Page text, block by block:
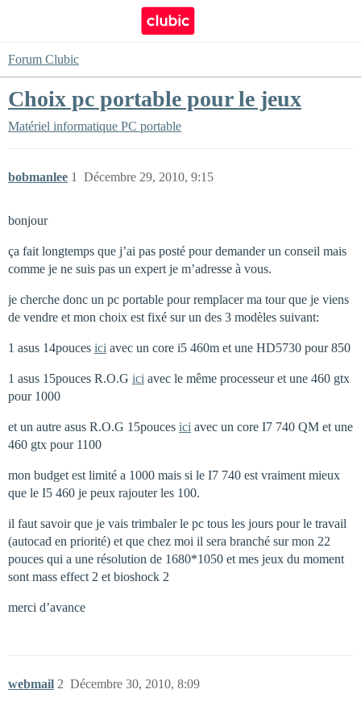
Forum Clubic
Choix pc portable pour le jeux
Matériel informatique PC portable
bobmanlee Décembre 29, 2010, 9:15
1
bonjour
ça fait longtemps que j’ai pas posté pour demander un conseil mais
comme je ne suis pas un expert je m’adresse à vous.
je cherche donc un pc portable pour remplacer ma tour que je viens
de vendre et mon choix est fixé sur un des 3 modèles suivant:
1 asus 14pouces ici avec un core i5 460m et une HD5730 pour 850
1 asus 15pouces R.O.G ici avec le même processeur et une 460 gtx
pour 1000
et un autre asus R.O.G 15pouces ici avec un core I7 740 QM et une
460 gtx pour 1100
mon budget est limité a 1000 mais si le I7 740 est vraiment mieux
que le I5 460 je peux rajouter les 100.
il faut savoir que je vais trimbaler le pc tous les jours pour le travail
(autocad en priorité) et que chez moi il sera branché sur mon 22
pouces qui a une résolution de 1680*1050 et mes jeux du moment
sont mass effect 2 et bioshock 2
merci d’avance
webmail Décembre 30, 2010, 8:09
2